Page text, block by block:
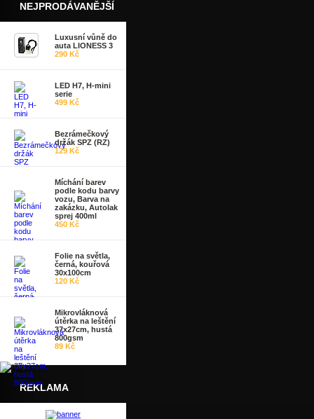
NEJPRODÁVANĚJŠÍ
Luxusní vůně do
auta LIONESS 3
290 Kč
LED H7, H-mini
serie
499 Kč
Bezrámečkový
držák SPZ (RZ)
129 Kč
Míchání barev
podle kodu barvy
vozu, Barva na
zakázku, Autolak
sprej 400ml
450 Kč
Folie na světla,
černá, kouřová
30x100cm
120 Kč
Mikrovláknová
útěrka na leštění
37x27cm, hustá
800gsm
89 Kč
REKLAMA